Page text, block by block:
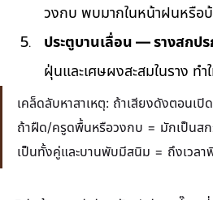
วงกบ พบมากในหน้าฝนหรือบ้
ประตูบานเลื่อน — รางสกป
ฝุ่นและเศษผงสะสมในราง ทำ
เคล็ดลับหาสาเหตุ: ถ้าเสียงดังตอนเ
ถ้าฝืด/ครูดพื้นหรือวงกบ = มักเป็นสก
เป็นทั้งคู่และบานพับมีสนิม = ถึงเวลา